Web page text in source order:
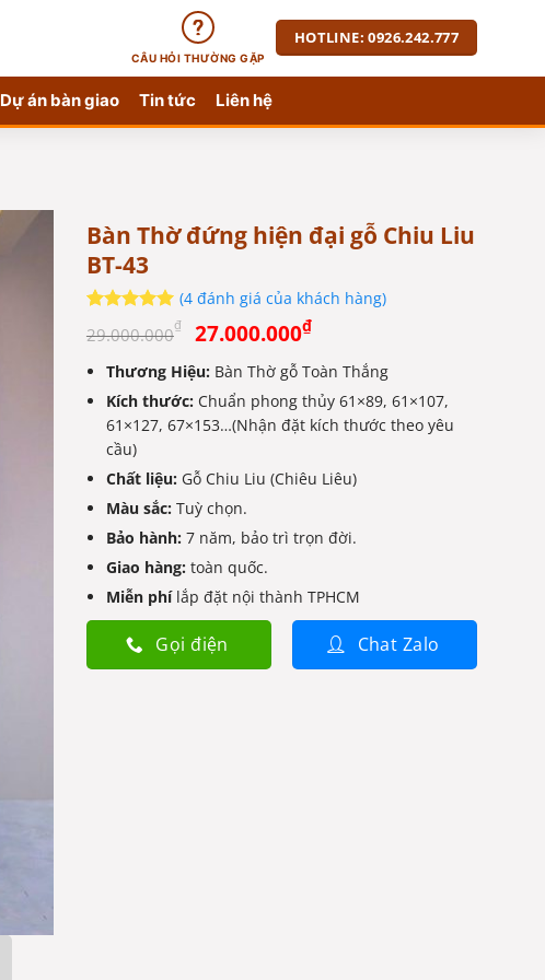
CÂU HỎI THƯỜNG GẶP
HOTLINE: 0926.242.777
Dự án bàn giao Tin tức Liên hệ
Bàn Thờ đứng hiện đại gỗ Chiu Liu
BT-43
dựa trên
(4đánh giá của khách hàng)
29.000.000₫ Giá
gốc
là:
29.000.000₫.
27.000.000₫Giá
hiện
tại
là:
27.000.000₫.
Thương Hiệu: Bàn Thờ gỗ Toàn Thắng
Kích thước: Chuẩn phong thủy 61×89, 61×107,
61×127, 67×153…(Nhận đặt kích thước theo yêu
cầu)
Chất liệu: Gỗ Chiu Liu (Chiêu Liêu)
Màu sắc: Tuỳ chọn.
Bảo hành: 7 năm, bảo trì trọn đời.
Giao hàng: toàn quốc.
Miễn phílắp đặt nội thành TPHCM
Gọi điện Chat Zalo